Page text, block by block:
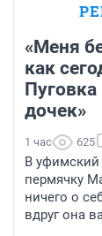
«Меня
как
дочек»
1 час 625
В
пермячку
ничего о
вдруг она